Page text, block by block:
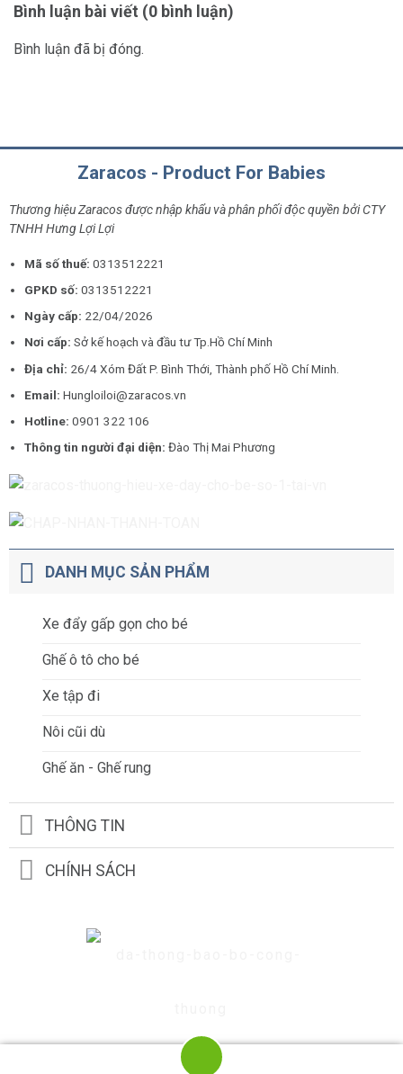
Bình luận bài viết (0 bình luận)
Bình luận đã bị đóng.
Zaracos - Product For Babies
Thương hiệu Zaracos được nhập khẩu và phân phối độc quyền bởi CTY
TNHH Hưng Lợi Lợi
Mã số thuế: 0313512221
GPKD số:0313512221
Ngày cấp: 22/04/2026
Nơi cấp:Sở kế hoạch và đầu tư Tp.Hồ Chí Minh
Địa chỉ: 26/4 Xóm Đất P. Bình Thới, Thành phố Hồ Chí Minh.
Email:Hungloiloi@zaracos.vn
Hotline:0901 322 106
Thông tin người đại diện:Đào Thị Mai Phương
DANH MỤC SẢN PHẨM
Xe đẩy gấp gọn cho bé
Ghế ô tô cho bé
Xe tập đi
Nôi cũi dù
Ghế ăn - Ghế rung
THÔNG TIN
CHÍNH SÁCH